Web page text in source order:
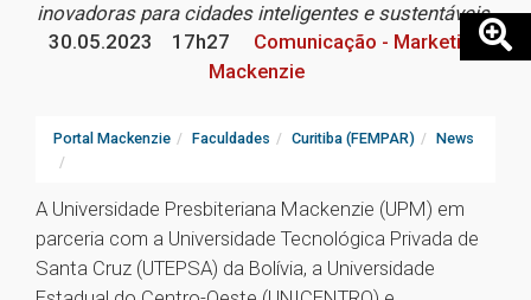
inovadoras para cidades inteligentes e sustentáveis
30.05.2023
17h27
Comunicação - Marketing
Mackenzie
Portal Mackenzie Faculdades Curitiba (FEMPAR) News
A Universidade Presbiteriana Mackenzie (UPM) em
parceria com a Universidade Tecnológica Privada de
Santa Cruz (UTEPSA) da Bolívia, a Universidade